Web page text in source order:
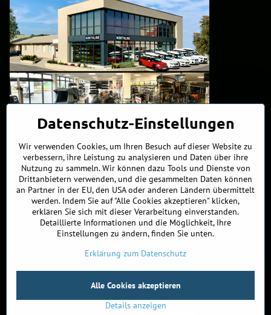
Kontakte
+421 902 255 255
ÖFFNUNGSZEITEN
MO, DIE, MITT, FREI9:00 - 17:00
© 2026Urheberrecht
Datenschutz-EinstellungenErklärung zum DatenschutzBestellstatus
Website erstellt mit:BiznisWeb.sk
Datenschutz-Einstellungen
Wir verwenden Cookies, um Ihren Besuch auf dieser Website zu
verbessern, ihre Leistung zu analysieren und Daten über ihre
Nutzung zu sammeln. Wir können dazu Tools und Dienste von
Drittanbietern verwenden, und die gesammelten Daten können
an Partner in der EU, den USA oder anderen Ländern übermittelt
werden. Indem Sie auf "Alle Cookies akzeptieren" klicken,
erklären Sie sich mit dieser Verarbeitung einverstanden.
Detaillierte Informationen und die Möglichkeit, Ihre
Einstellungen zu ändern, finden Sie unten.
Erklärung zum Datenschutz
Details anzeigen
Alle Cookies akzeptieren